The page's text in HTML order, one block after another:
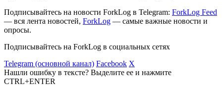
Подписывайтесь на новости ForkLog в Telegram: ForkLog Feed
— вся лента новостей, ForkLog — самые важные новости и
опросы.
Подписывайтесь на ForkLog в социальных сетях
Telegram (основной канал) Facebook X
Нашли ошибку в тексте? Выделите ее и нажмите
CTRL+ENTER